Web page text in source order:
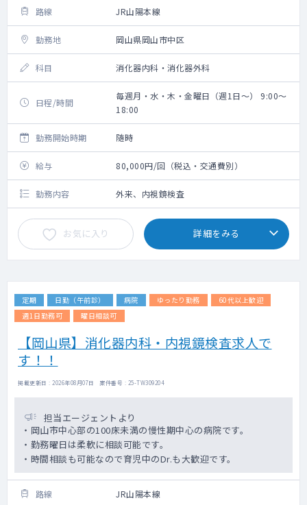
路線 JR山陽本線
勤務地 岡山県岡山市中区
科目 消化器内科・消化器外科
日程/時間
毎週月・水・木・金曜日（週1日～） 9:00～
18:00
勤務開始時期 随時
給与 80,000円/回（税込・交通費別）
勤務内容 外来、内視鏡検査
お気に入り 詳細をみる
定期 日勤（午前診） 病院 ゆったり勤務
60代以上歓迎
週1日勤務可
曜日相談可
【岡山県】消化器内科・内視鏡検査求人で
す！！
掲載更新日 : 2026年08月07日 案件番号 : 25-TW309204
担当エージェントより
・岡山市中心部の100床未満の慢性期中心の病院です。
・勤務曜日は柔軟に相談可能です。
・時間相談も可能なので育児中のDr.も大歓迎です。
路線 JR山陽本線